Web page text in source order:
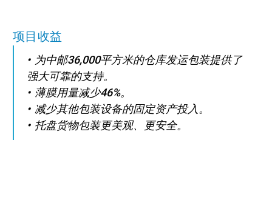
项目收益
为中邮36,000平方米的仓库发运包装提供了
强大可靠的支持。
薄膜用量减少46%。
减少其他包装设备的固定资产投入。
托盘货物包装更美观、更安全。